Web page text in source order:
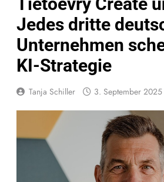
Jedes dritte
Unternehmen
KI-Strategie
Tanja Schiller 3. September 2025